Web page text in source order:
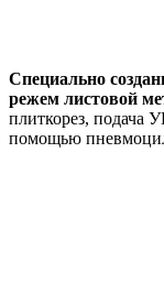
Специально
режем листовой
плиткорез, подача
помощью